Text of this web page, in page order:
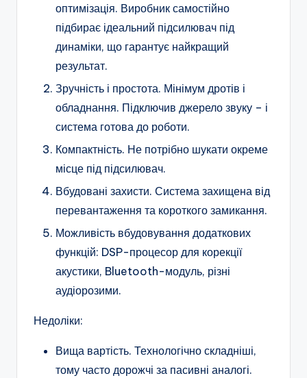
оптимізація. Виробник самостійно
підбирає ідеальний підсилювач під
динаміки, що гарантує найкращий
результат.
Зручність і простота. Мінімум дротів і
обладнання. Підключив джерело звуку – і
система готова до роботи.
Компактність. Не потрібно шукати окреме
місце під підсилювач.
Вбудовані захисти. Система захищена від
перевантаження та короткого замикання.
Можливість вбудовування додаткових
функцій: DSP-процесор для корекції
акустики, Bluetooth-модуль, різні
аудіорозими.
Недоліки:
Вища вартість. Технологічно складніші,
тому часто дорожчі за пасивні аналогі.